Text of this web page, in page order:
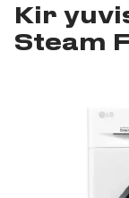
Kir
Steam